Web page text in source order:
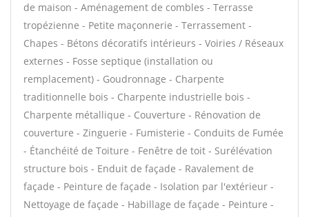
de maison - Aménagement de combles - Terrasse
tropézienne - Petite maçonnerie - Terrassement -
Chapes - Bétons décoratifs intérieurs - Voiries / Réseaux
externes - Fosse septique (installation ou
remplacement) - Goudronnage - Charpente
traditionnelle bois - Charpente industrielle bois -
Charpente métallique - Couverture - Rénovation de
couverture - Zinguerie - Fumisterie - Conduits de Fumée
- Étanchéité de Toiture - Fenêtre de toit - Surélévation
structure bois - Enduit de façade - Ravalement de
façade - Peinture de façade - Isolation par l'extérieur -
Nettoyage de façade - Habillage de façade - Peinture -